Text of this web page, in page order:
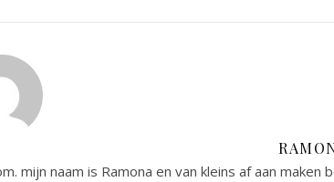
mijn naam is Ramona en van kleins af aan